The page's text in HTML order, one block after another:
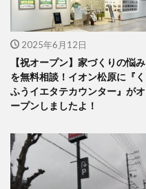
2025年6月12日
【祝オープン】家づくりの悩み
を無料相談！イオン松原に『く
ふうイエタテカウンター』がオ
ープンしましたよ！